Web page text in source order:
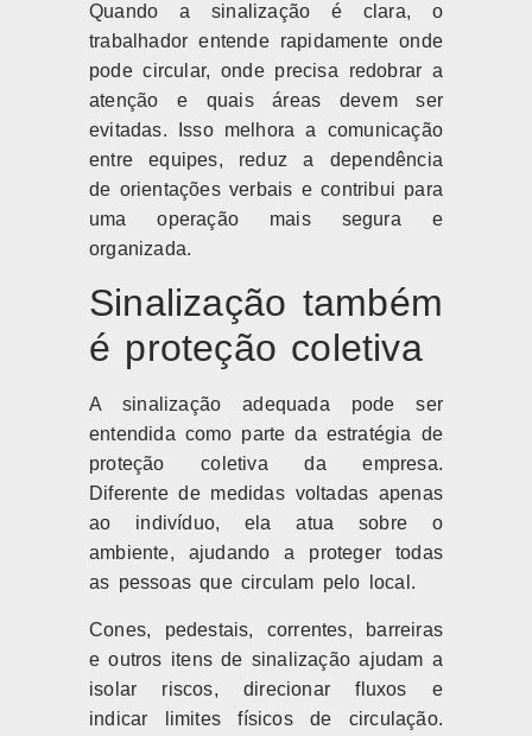
Quando a sinalização é clara, o
trabalhador entende rapidamente onde
pode circular, onde precisa redobrar a
atenção e quais áreas devem ser
evitadas. Isso melhora a comunicação
entre equipes, reduz a dependência
de orientações verbais e contribui para
uma operação mais segura e
organizada.
Sinalização também
é proteção coletiva
A sinalização adequada pode ser
entendida como parte da estratégia de
proteção coletiva da empresa.
Diferente de medidas voltadas apenas
ao indivíduo, ela atua sobre o
ambiente, ajudando a proteger todas
as pessoas que circulam pelo local.
Cones, pedestais, correntes, barreiras
e outros itens de sinalização ajudam a
isolar riscos, direcionar fluxos e
indicar limites físicos de circulação.